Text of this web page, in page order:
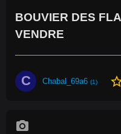
BOUVIER DES
VENDRE
C Chabal_69a6 (1)
photo_camera